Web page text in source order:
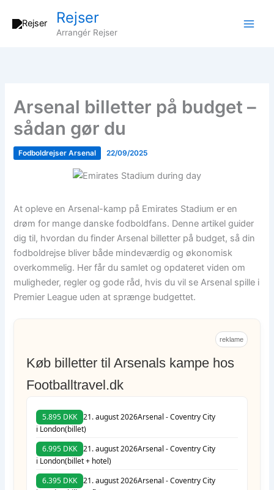
Rejser
Arrangér Rejser
Arsenal billetter på budget –
sådan gør du
Fodboldrejser Arsenal 22/09/2025
At opleve en Arsenal-kamp på Emirates Stadium er en
drøm for mange danske fodboldfans. Denne artikel guider
dig til, hvordan du finder Arsenal billetter på budget, så din
fodboldrejse bliver både mindeværdig og økonomisk
overkommelig. Her får du samlet og opdateret viden om
muligheder, regler og gode råd, hvis du vil se Arsenal spille i
Premier League uden at sprænge budgettet.
reklame
Køb billetter til Arsenals kampe hos
Footballtravel.dk
5.895 DKK 21. august 2026Arsenal - Coventry City
i London(billet)
6.995 DKK 21. august 2026Arsenal - Coventry City
i London(billet + hotel)
6.395 DKK 21. august 2026Arsenal - Coventry City